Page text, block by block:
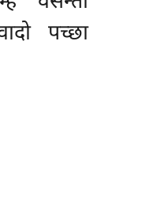
पच्छा